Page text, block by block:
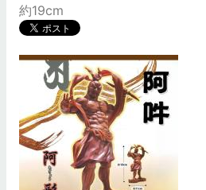
約19cm